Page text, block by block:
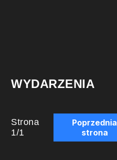
WYDARZENIA
Strona
1/1
Poprzednia
strona